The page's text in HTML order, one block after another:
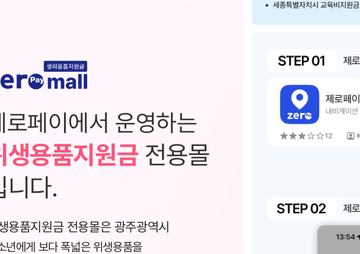
세종특별자치시 교육비지원금
로페이에서 운영하는
생용품지원금 전용몰
니다.
용품지원금 전용몰은 광주광역시
년에게 보다 폭넓은 위생용품을